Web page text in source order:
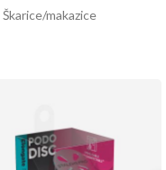
Škarice/makazice